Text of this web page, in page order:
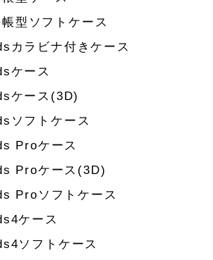
型ソフトケース
カラビナ付きケース
ケース
ケース(3D)
ソフトケース
Proケース
Proケース(3D)
Proソフトケース
ケース
ソフトケース